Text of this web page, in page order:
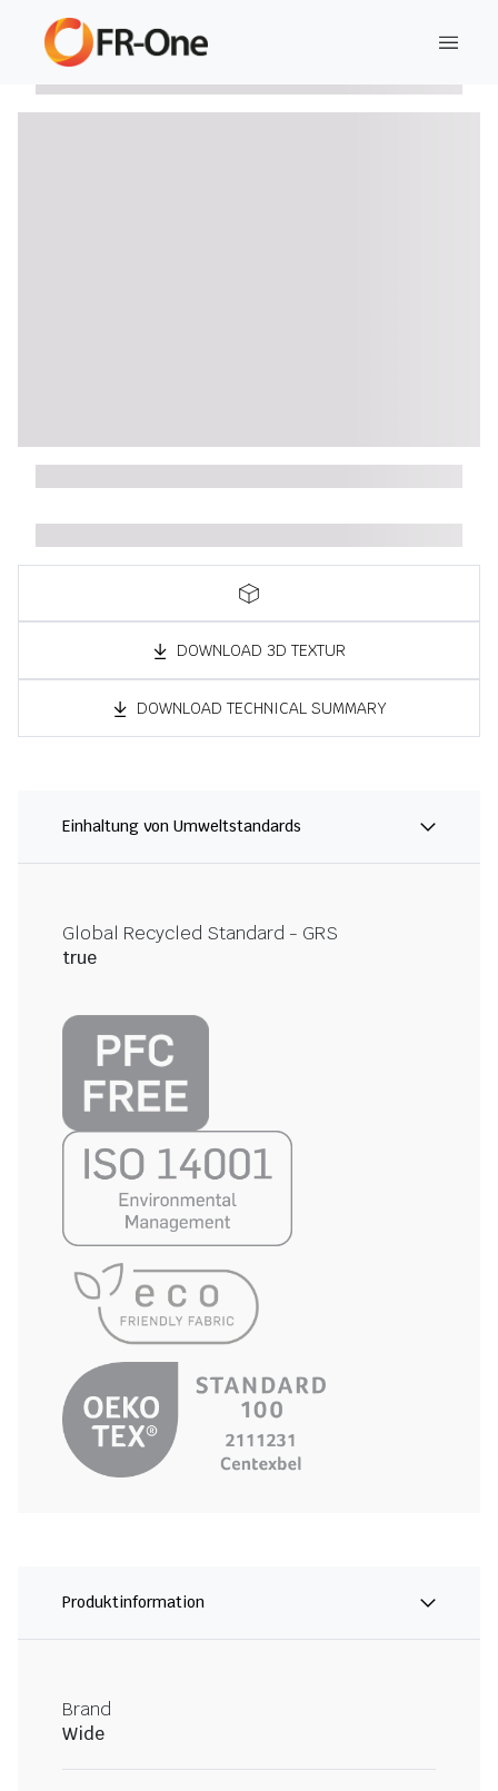
DOWNLOAD 3D TEXTUR
DOWNLOAD TECHNICAL SUMMARY
Einhaltung von Umweltstandards
Global Recycled Standard - GRS
true
Produktinformation
Brand
Wide